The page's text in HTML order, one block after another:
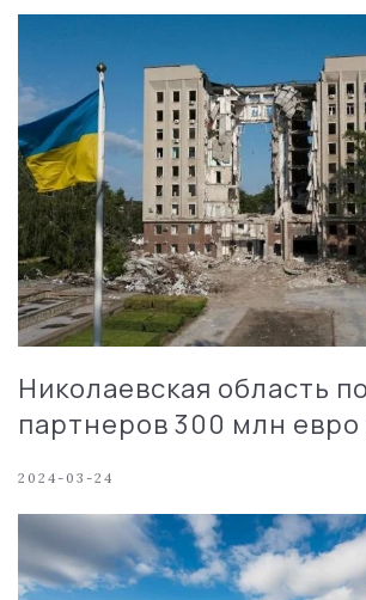
Николаевская область
партнеров 300 млн
2024-03-24